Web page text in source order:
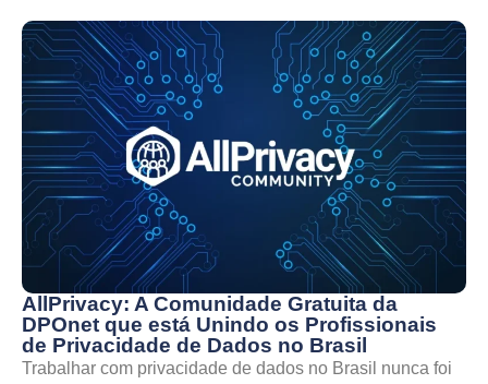
AllPrivacy: A Comunidade Gratuita da
DPOnet que está Unindo os Profissionais
de Privacidade de Dados no Brasil
Trabalhar com privacidade de dados no Brasil nunca foi